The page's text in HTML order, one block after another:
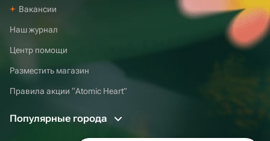
Вакансии
Наш журнал
Центр помощи
Разместить магазин
Правила акции “Atomic Heart”
Популярные города